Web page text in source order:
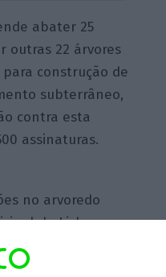
abater 25
outras 22 árvores
construção de
subterrâneo,
contra esta
assinaturas.
no arvoredo
de Lisboa
autarquia que na
entre março e